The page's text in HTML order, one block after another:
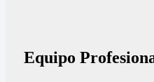
Equipo